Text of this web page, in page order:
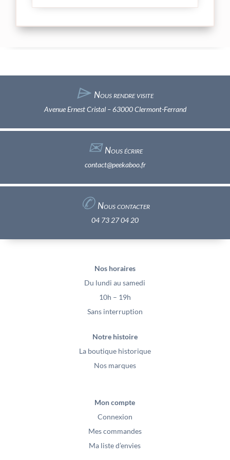
⌲ Nous rendre visite
Avenue Ernest Cristal – 63000 Clermont-Ferrand
✉︎Nous écrire
contact@peekaboo.fr
✆ Nous contacter
04 73 27 04 20
Nos horaires
Du lundi au samedi
10h – 19h
Sans interruption
Notre histoire
La boutique historique
Nos marques
Mon compte
Connexion
Mes commandes
Ma liste d’envies